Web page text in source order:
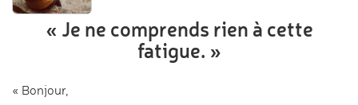
« Je ne comprends rien à cette
fatigue. »
« Bonjour,